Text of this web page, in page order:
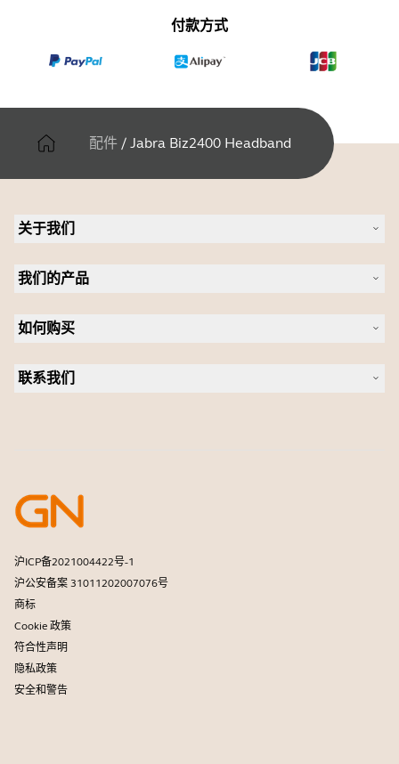
付款方式
配件 / Jabra Biz2400 Headband
关于我们
人才招聘
新闻稿
案例研究
我们的产品
全向麦
个人摄像头
软件
如何购买
联系我们
开发者计划
合作伙伴计划
商用产品寿命终止政策
沪ICP备2021004422号-1
沪公安备案 31011202007076号
商标
Cookie 政策
符合性声明
隐私政策
安全和警告